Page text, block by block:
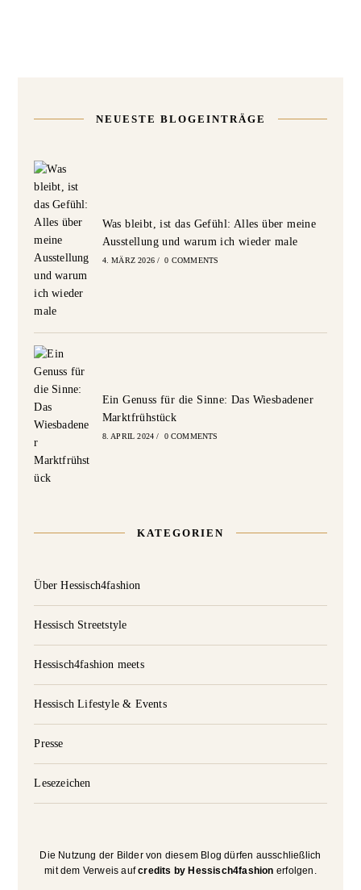
NEUESTE BLOGEINTRÄGE
Was bleibt, ist das Gefühl: Alles über meine
Ausstellung und warum ich wieder male
4. MÄRZ 2026 / 0 COMMENTS
Ein Genuss für die Sinne: Das Wiesbadener
Marktfrühstück
8. APRIL 2024 / 0 COMMENTS
KATEGORIEN
Über Hessisch4fashion
Hessisch Streetstyle
Hessisch4fashion meets
Hessisch Lifestyle & Events
Presse
Lesezeichen
Die Nutzung der Bilder von diesem Blog dürfen ausschließlich
mit dem Verweis aufcredits by Hessisch4fashion erfolgen.